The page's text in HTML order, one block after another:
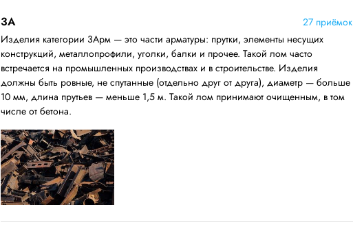
3А
27 приёмок
Изделия категории 3Арм — это части арматуры: прутки, элементы несущих
конструкций, металлопрофили, уголки, балки и прочее. Такой лом часто
встречается на промышленных производствах и в строительстве. Изделия
должны быть ровные, не спутанные (отдельно друг от друга), диаметр — больше
10 мм, длина прутьев — меньше 1,5 м. Такой лом принимают очищенным, в том
числе от бетона.